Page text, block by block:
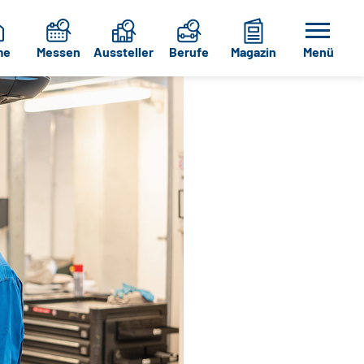
Messen Aussteller Berufe Magazin Menü